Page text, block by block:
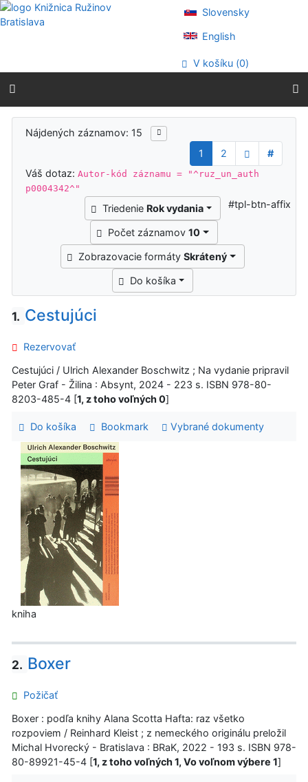
Prejsť na obsah
Prejsť na menu
Prehlásenie o webovej prístupnosti
Slovensky
English
V košíku (0)
Výsledky vyhľadávania
Nájdených záznamov: 15
1
2
#
Váš dotaz:Autor-kód záznamu = "^ruz_un_auth
p0004342^"
Triedenie Rok vydania
Počet záznamov10
Zobrazovacie formátySkrátený
Do košíka
#tpl-btn-affix
1. Cestujúci
Rezervovať
Cestujúci / Ulrich Alexander Boschwitz ; Na vydanie pripravil
Peter Graf - Žilina : Absynt, 2024 - 223 s. ISBN 978-80-
8203-485-4 [1, z toho voľných 0]
Do košíka Bookmark Vybrané dokumenty
kniha
2. Boxer
Požičať
Boxer : podľa knihy Alana Scotta Hafta: raz všetko
rozpoviem / Reinhard Kleist ; z nemeckého originálu preložil
Michal Hvorecký - Bratislava : BRaK, 2022 - 193 s. ISBN 978-
80-89921-45-4 [1, z toho voľných 1, Vo voľnom výbere 1]